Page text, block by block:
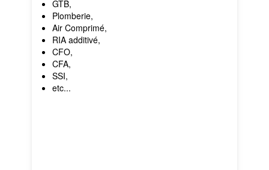
GTB,
Plomberie,
Air Comprimé,
RIA additivé,
CFO,
CFA,
SSI,
etc...